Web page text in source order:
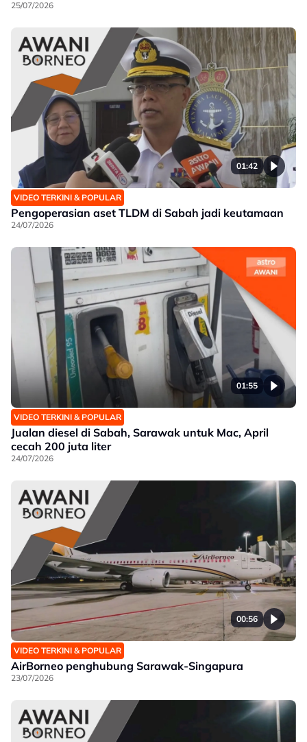
25/07/2026
01:42
VIDEO TERKINI & POPULAR
Pengoperasian aset TLDM di Sabah jadi keutamaan
24/07/2026
01:55
VIDEO TERKINI & POPULAR
Jualan diesel di Sabah, Sarawak untuk Mac, April
cecah 200 juta liter
24/07/2026
00:56
VIDEO TERKINI & POPULAR
AirBorneo penghubung Sarawak-Singapura
23/07/2026